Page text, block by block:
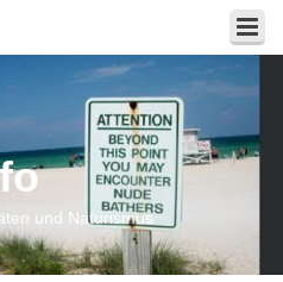
und Naturismus